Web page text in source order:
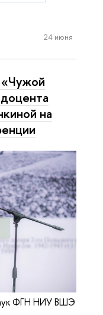
24 июня
«Чужой
на
ФГН НИУ ВШЭ